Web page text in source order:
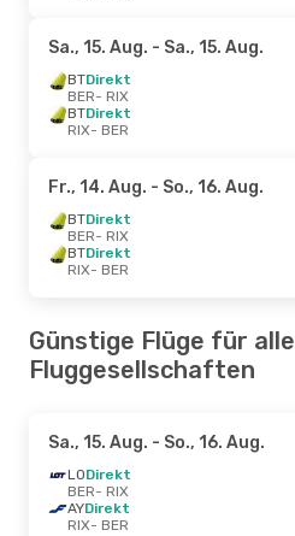
Sa., 15. Aug. - Sa., 15. Aug.
BTDirekt
BER- RIX
BTDirekt
RIX- BER
Fr., 14. Aug. - So., 16. Aug.
BTDirekt
BER- RIX
BTDirekt
RIX- BER
Günstige Flüge für alle
Fluggesellschaften
Sa., 15. Aug. - So., 16. Aug.
LODirekt
BER- RIX
AYDirekt
RIX- BER